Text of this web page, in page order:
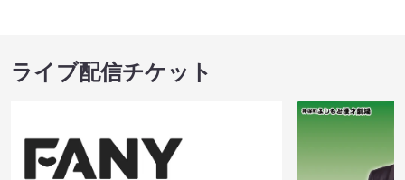
ライブ配信チケット